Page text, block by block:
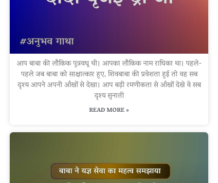
आप बाबा की लौकिक पुत्रवधू थी। आपका लौकिक नाम राधिका था। पहले-
पहले जब बाबा को साक्षात्कार हुए, शिवबाबा की प्रवेशता हुई तो वह सब
दृश्य आपने अपनी आँखों से देखा। आप बड़ी रमणीकता से आँखों देखे वे सब
दृश्य सुनाती
READ MORE »